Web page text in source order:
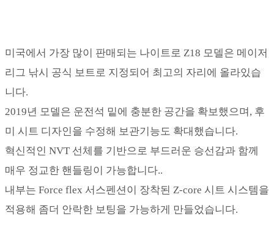
미국에서 가장 많이 판매되는 나이트로 Z18 모델은 메이저
리그 낚시 공식 보트로 지정되어 최고의 자리에 올라있습
니다.
2019년 모델은 운전석 밑에 충분한 공간을 확보했으며, 후
미 시트 디자인을 수정해 보관기능도 확대했습니다.
혁신적인 NVT 선체를 기반으로 부드러운 승선감과 함께
매우 정교한 핸들링이 가능합니다..
내부는 Force flex 서스펜션이 장착된 Z-core 시트 시스템을
적용해 좀더 안락한 보팅을 가능하게 만들었습니다.